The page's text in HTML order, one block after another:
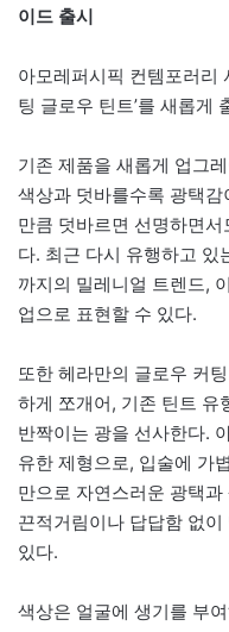
이드 출시
아모레퍼시픽 컨템포러리
팅 글로우 틴트’를 새롭게
기존 제품을 새롭게 업그
색상과 덧바를수록 광택
만큼 덧바르면 선명하면
다. 최근 다시 유행하고
까지의 밀레니얼 트렌드,
업으로 표현할 수 있다.
또한 헤라만의 글로우 커
하게 쪼개어, 기존 틴트 유
반짝이는 광을 선사한다.
유한 제형으로, 입술에 가
만으로 자연스러운 광택
끈적거림이나 답답함 없
있다.
색상은 얼굴에 생기를 부